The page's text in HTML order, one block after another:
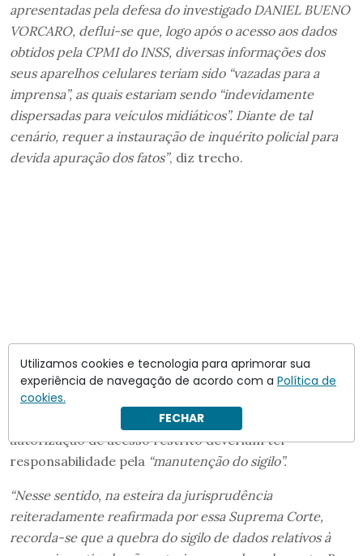
apresentadas pela defesa do investigado DANIEL BUENO
VORCARO, deflui-se que, logo após o acesso aos dados
obtidos pela CPMI do INSS, diversas informações dos
seus aparelhos celulares teriam sido “vazadas para a
imprensa”, as quais estariam sendo “indevidamente
dispersadas para veículos midiáticos”. Diante de tal
cenário, requer a instauração de inquérito policial para
devida apuração dos fatos”, diz trecho.
Segundo Mendonça, as autoridades que receberam a
autorização de acesso restrito deveriam ter
responsabilidade pela “manutenção do sigilo”.
“Nesse sentido, na esteira da jurisprudência
reiteradamente reafirmada por essa Suprema Corte,
recorda-se que a quebra do sigilo de dados relativos à
Utilizamos cookies e tecnologia para aprimorar sua
experiência de navegação de acordo com a Política de
cookies.
FECHAR